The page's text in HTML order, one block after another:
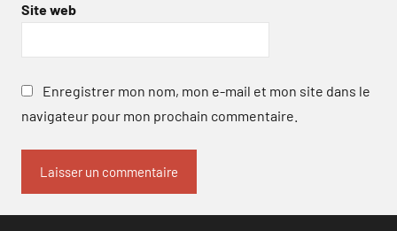
Site web
Enregistrer mon nom, mon e-mail et mon site dans le
navigateur pour mon prochain commentaire.